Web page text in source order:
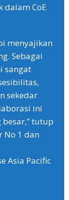
dalam CoE
menyajikan
Sebagai
sangat
sekedar
ini
tutup
No 1 dan
Asia Pacific